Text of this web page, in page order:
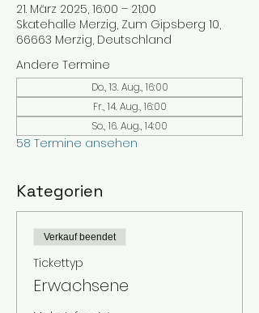
21. März 2025, 16:00 – 21:00
Skatehalle Merzig, Zum Gipsberg 10,
66663 Merzig, Deutschland
Andere Termine
Do., 13. Aug., 16:00
Fr., 14. Aug., 16:00
So., 16. Aug., 14:00
58 Termine ansehen
Kategorien
Verkauf beendet
Tickettyp
Erwachsene